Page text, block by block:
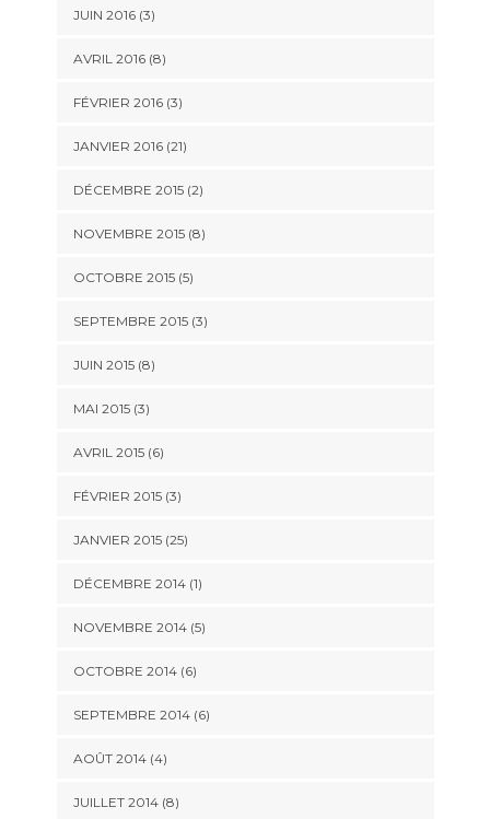
JUIN 2016 (3)
AVRIL 2016 (8)
FÉVRIER 2016 (3)
JANVIER 2016 (21)
DÉCEMBRE 2015 (2)
NOVEMBRE 2015 (8)
OCTOBRE 2015 (5)
SEPTEMBRE 2015 (3)
JUIN 2015 (8)
MAI 2015 (3)
AVRIL 2015 (6)
FÉVRIER 2015 (3)
JANVIER 2015 (25)
DÉCEMBRE 2014 (1)
NOVEMBRE 2014 (5)
OCTOBRE 2014 (6)
SEPTEMBRE 2014 (6)
AOÛT 2014 (4)
JUILLET 2014 (8)